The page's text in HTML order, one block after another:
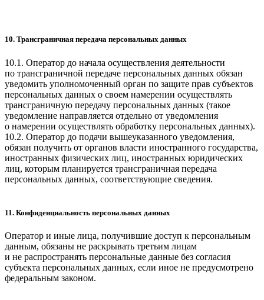
10. Трансграничная передача персональных данных
10.1. Оператор до начала осуществления деятельности
по трансграничной передаче персональных данных обязан
уведомить уполномоченный орган по защите прав субъектов
персональных данных о своем намерении осуществлять
трансграничную передачу персональных данных (такое
уведомление направляется отдельно от уведомления
о намерении осуществлять обработку персональных данных).
10.2. Оператор до подачи вышеуказанного уведомления,
обязан получить от органов власти иностранного государства,
иностранных физических лиц, иностранных юридических
лиц, которым планируется трансграничная передача
персональных данных, соответствующие сведения.
11. Конфиденциальность персональных данных
Оператор и иные лица, получившие доступ к персональным
данным, обязаны не раскрывать третьим лицам
и не распространять персональные данные без согласия
субъекта персональных данных, если иное не предусмотрено
федеральным законом.